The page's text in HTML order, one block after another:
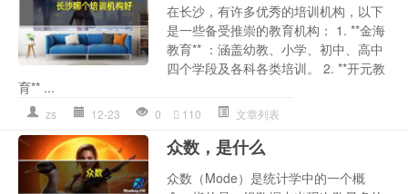
在长沙，有许多优秀的培训机构，以下
是一些备受推崇的教育机构： 1. **金海
教育** ：涵盖幼教、小学、初中、高中
四个学段及各科各类培训。 2. **开元教
育** ...
zs 12-23 0 110 文章列表
众数，是什么
众数（Mode）是统计学中的一个概